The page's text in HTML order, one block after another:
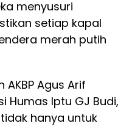
menyusuri
setiap kapal
merah putih
Agus Arif
Humas Iptu GJ Budi,
hanya untuk